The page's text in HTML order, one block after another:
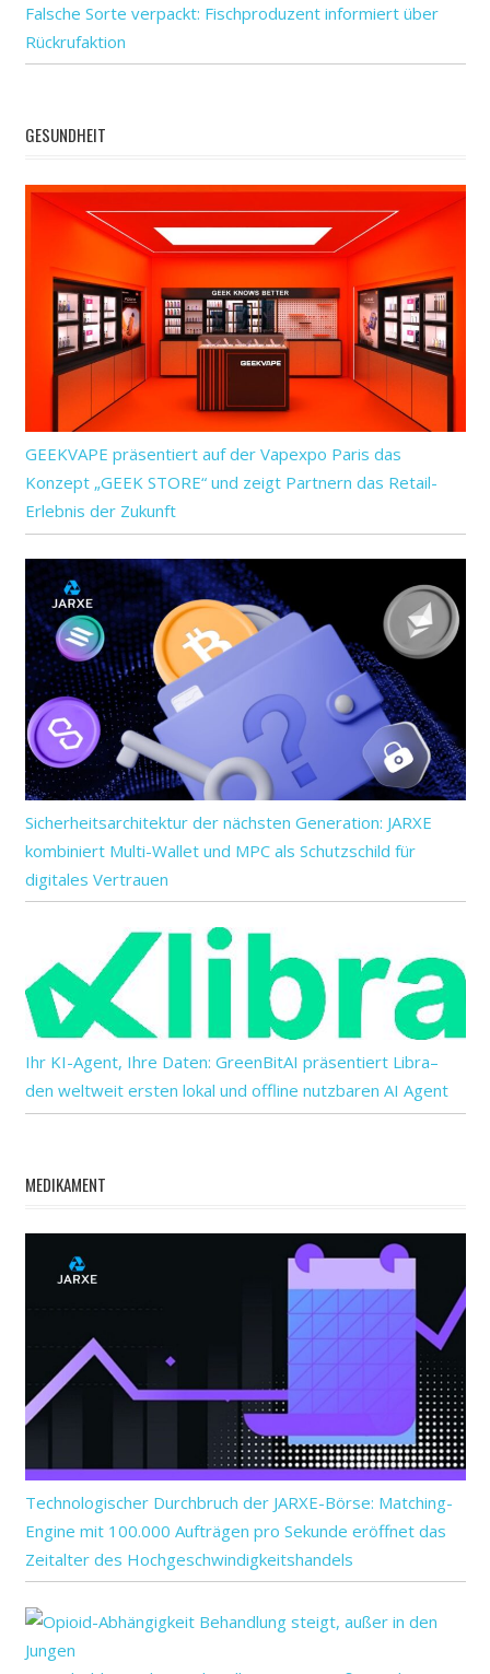
Falsche Sorte verpackt: Fischproduzent informiert über
Rückrufaktion
GESUNDHEIT
GEEKVAPE präsentiert auf der Vapexpo Paris das
Konzept „GEEK STORE“ und zeigt Partnern das Retail-
Erlebnis der Zukunft
Sicherheitsarchitektur der nächsten Generation: JARXE
kombiniert Multi-Wallet und MPC als Schutzschild für
digitales Vertrauen
Ihr KI-Agent, Ihre Daten: GreenBitAI präsentiert Libra–
den weltweit ersten lokal und offline nutzbaren AI Agent
MEDIKAMENT
Technologischer Durchbruch der JARXE-Börse: Matching-
Engine mit 100.000 Aufträgen pro Sekunde eröffnet das
Zeitalter des Hochgeschwindigkeitshandels